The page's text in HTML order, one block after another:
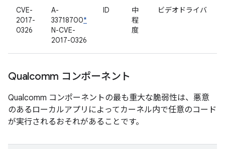
CVE-
2017-
0326
A-
33718700*
N-CVE-
2017-0326
ID
中
程
度
ビデオドライバ
Qualcomm コンポーネント
Qualcomm コンポーネントの最も重大な脆弱性は、悪意
のあるローカルアプリによってカーネル内で任意のコード
が実行されるおそれがあることです。